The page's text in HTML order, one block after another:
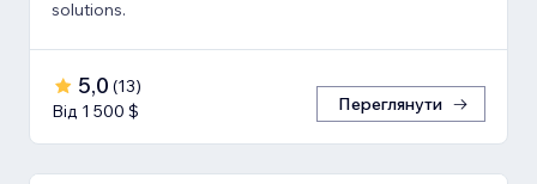
solutions.
5,0 (13)
Від 1 500 $
Переглянути